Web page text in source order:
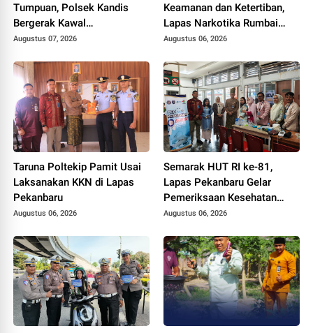
Tumpuan, Polsek Kandis
Bergerak Kawal
Swasembada Pangan
Augustus 07, 2026
Keamanan dan Ketertiban,
Lapas Narkotika Rumbai
Gelar Razia Rutin Blok
Augustus 06, 2026
Taruna Poltekip Pamit Usai
Laksanakan KKN di Lapas
Pekanbaru
Augustus 06, 2026
Semarak HUT RI ke-81,
Lapas Pekanbaru Gelar
Pemeriksaan Kesehatan
Gratis untuk Warga Binaan
Augustus 06, 2026